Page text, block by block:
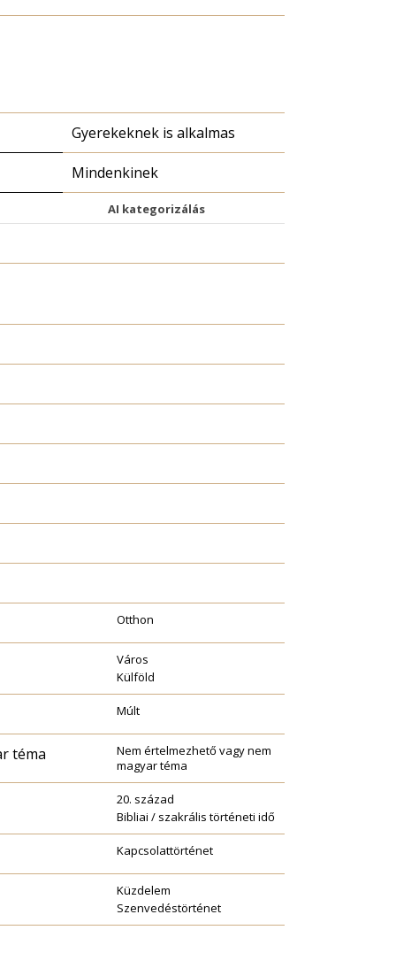
Gyerekeknek is alkalmas
Mindenkinek
AI kategorizálás
Otthon
Város
Külföld
Múlt
téma
Nem értelmezhető vagy nem
magyar téma
20. század
Bibliai / szakrális történeti idő
Kapcsolattörténet
Küzdelem
Szenvedéstörténet